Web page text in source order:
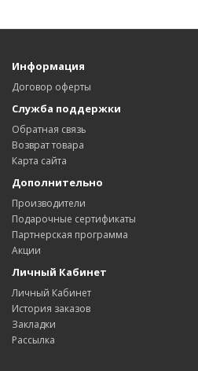
Информация
Договор оферты
Служба поддержки
Обратная связь
Возврат товара
Карта сайта
Дополнительно
Производители
Подарочные сертификаты
Партнерская программа
Акции
Личный Кабинет
Личный Кабинет
История заказов
Закладки
Рассылка